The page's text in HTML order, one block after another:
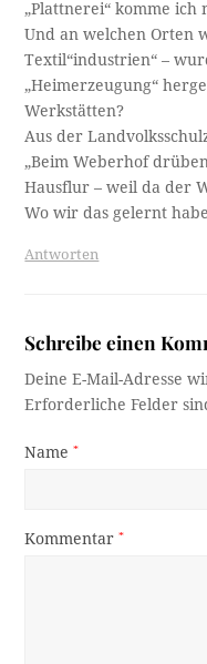
„Plattnerei“ komme ich
Und an welchen Orten
Textil“industrien“ –
„Heimerzeugung“
Werkstätten?
Aus der
„Beim Weberhof
Hausflur – weil da der
Wo wir das gelernt
Antworten
Schreibe einen
Deine E-Mail-Adresse
Erforderliche Felder
Name*
Kommentar*